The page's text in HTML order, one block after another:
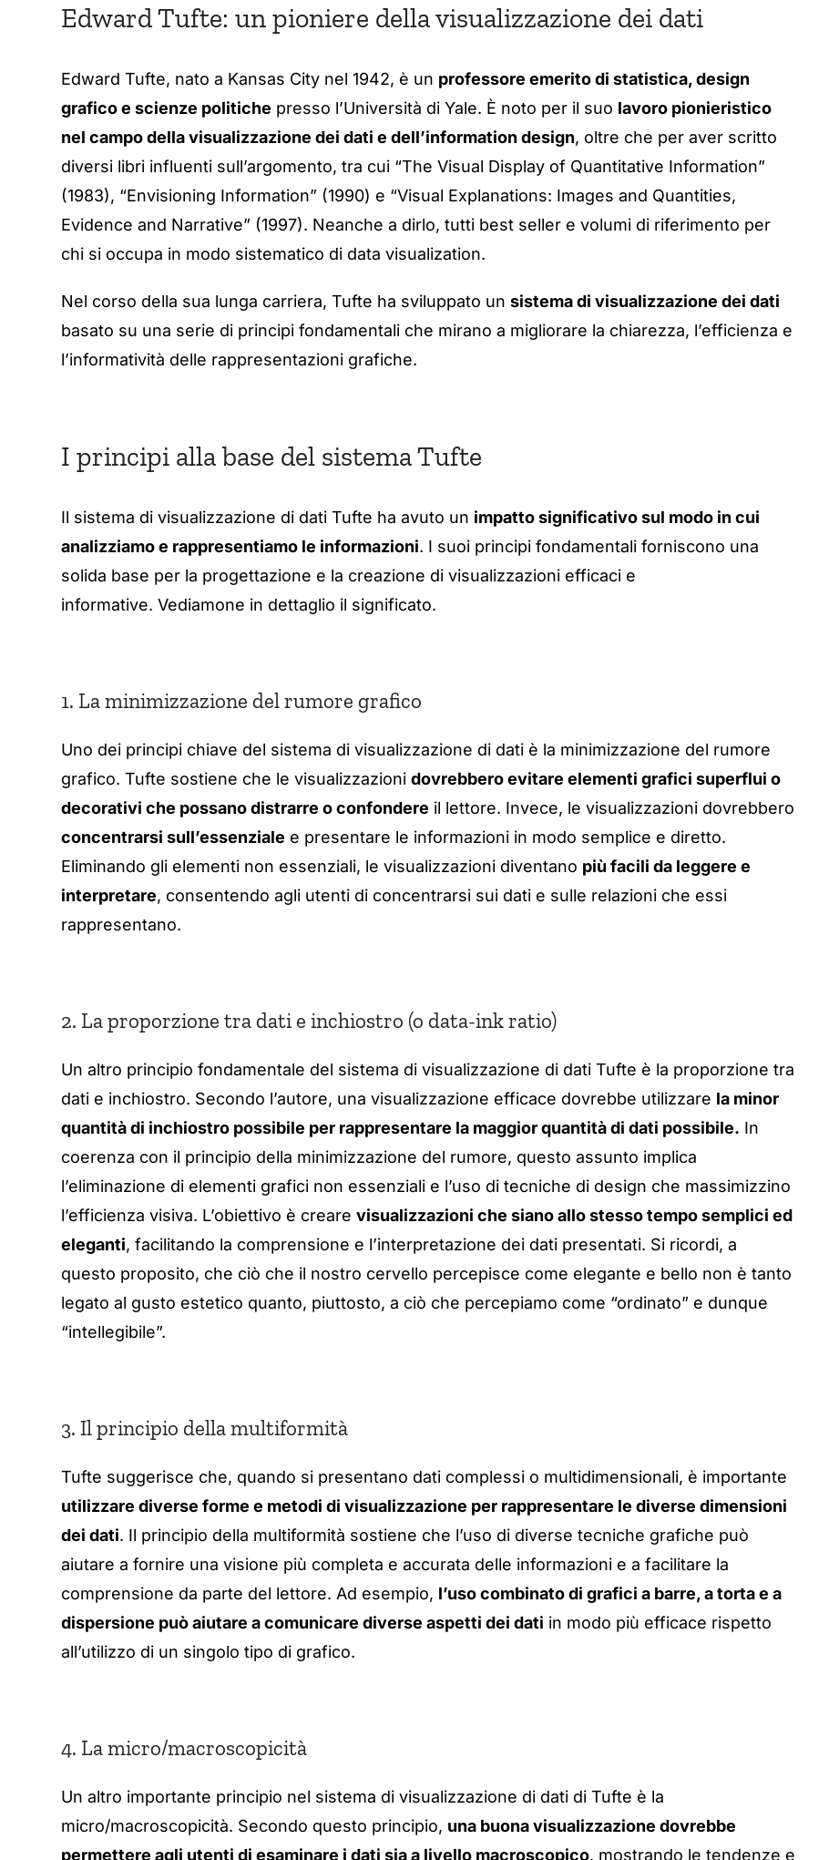
Edward Tufte: un pioniere della visualizzazione dei dati
Edward Tufte, nato a Kansas City nel 1942, è un professore emerito di statistica, design
grafico e scienze politiche presso l’Università di Yale. È noto per il suo lavoro pionieristico
nel campo della visualizzazione dei dati e dell’information design, oltre che per aver scritto
diversi libri influenti sull’argomento, tra cui “The Visual Display of Quantitative Information”
(1983), “Envisioning Information” (1990) e “Visual Explanations: Images and Quantities,
Evidence and Narrative” (1997). Neanche a dirlo, tutti best seller e volumi di riferimento per
chi si occupa in modo sistematico di data visualization.
Nel corso della sua lunga carriera, Tufte ha sviluppato unsistema di visualizzazione dei dati
basato su una serie di principi fondamentali che mirano a migliorare la chiarezza, l’efficienza e
l’informatività delle rappresentazioni grafiche.
I principi alla base del sistema Tufte
Il sistema di visualizzazione di dati Tufte ha avuto un impatto significativo sul modo in cui
analizziamo e rappresentiamo le informazioni. I suoi principi fondamentali forniscono una
solida base per la progettazione e la creazione di visualizzazioni efficaci e
informative.Vediamone in dettaglio il significato.
1. La minimizzazione del rumore grafico
Uno dei principi chiave del sistema di visualizzazione di dati è la minimizzazione del rumore
grafico. Tufte sostiene che le visualizzazionidovrebbero evitare elementi grafici superflui o
decorativi che possano distrarre o confondere il lettore. Invece, le visualizzazioni dovrebbero
concentrarsi sull’essenziale e presentare le informazioni in modo semplice e diretto.
Eliminando gli elementi non essenziali, le visualizzazioni diventano più facili da leggere e
interpretare, consentendo agli utenti di concentrarsi sui dati e sulle relazioni che essi
rappresentano.
2. La proporzione tra dati e inchiostro (o data-ink ratio)
Un altro principio fondamentale del sistema di visualizzazione di dati Tufte è la proporzione tra
dati e inchiostro. Secondo l’autore, una visualizzazione efficace dovrebbe utilizzare la minor
quantità di inchiostro possibile per rappresentare la maggior quantità di dati possibile. In
coerenza con il principio della minimizzazione del rumore, questo assunto implica
l’eliminazione di elementi grafici non essenziali e l’uso di tecniche di design che massimizzino
l’efficienza visiva. L’obiettivo è crearevisualizzazioni che siano allo stesso tempo semplici ed
eleganti, facilitando la comprensione e l’interpretazione dei dati presentati. Si ricordi, a
questo proposito, che ciò che il nostro cervello percepisce come elegante e bello non è tanto
legato al gusto estetico quanto, piuttosto, a ciò che percepiamo come “ordinato” e dunque
“intellegibile”.
3. Il principio della multiformità
Tufte suggerisce che, quando si presentano dati complessi o multidimensionali, è importante
utilizzare diverse forme e metodi di visualizzazione per rappresentare le diverse dimensioni
dei dati. Il principio della multiformità sostiene che l’uso di diverse tecniche grafiche può
aiutare a fornire una visione più completa e accurata delle informazioni e a facilitare la
comprensione da parte del lettore. Ad esempio, l’uso combinato di grafici a barre, a torta e a
dispersione può aiutare a comunicare diverse aspetti dei dati in modo più efficace rispetto
all’utilizzo di un singolo tipo di grafico.
4. La micro/macroscopicità
Un altro importante principio nel sistema di visualizzazione di dati di Tufte è la
micro/macroscopicità. Secondo questo principio, una buona visualizzazione dovrebbe
permettere agli utenti di esaminare i dati sia a livello macroscopico, mostrando le tendenze e